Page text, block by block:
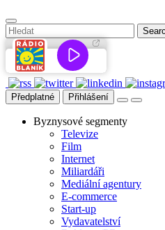
Předplatné Přihlášení
Byznysové segmenty
Televize
Film
Internet
Miliardáři
Mediální agentury
E-commerce
Start-up
Vydavatelství